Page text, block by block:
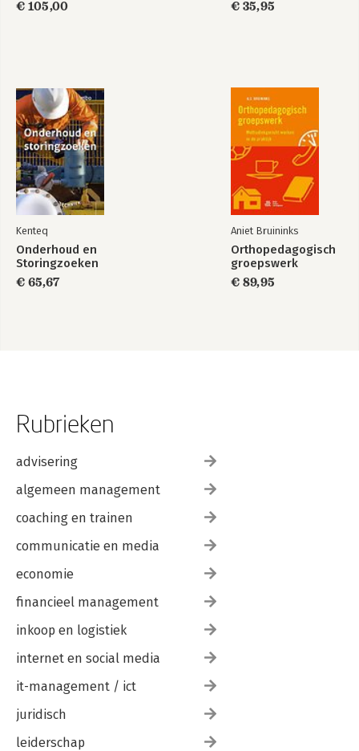
€ 105,00 € 35,95
Kenteq
Onderhoud en
Storingzoeken
€ 65,67
Aniet Bruininks
Orthopedagogisch
groepswerk
€ 89,95
Rubrieken
advisering
algemeen management
coaching en trainen
communicatie en media
economie
financieel management
inkoop en logistiek
internet en social media
it-management / ict
juridisch
leiderschap